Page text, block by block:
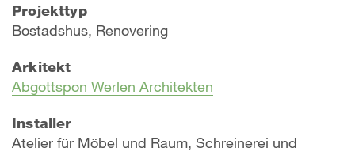
Projekttyp
Bostadshus, Renovering
Arkitekt
Abgottspon Werlen Architekten
Installer
Atelier für Möbel und Raum, Schreinerei und